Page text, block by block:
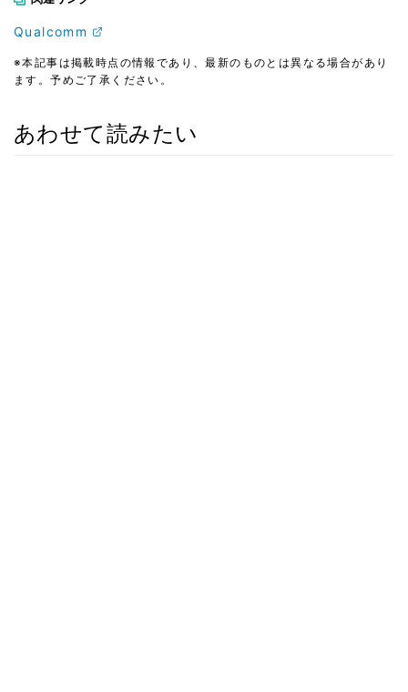
Qualcomm
※本記事は掲載時点の情報であり、最新のものとは異なる場合があり
ます。予めご了承ください。
あわせて読みたい